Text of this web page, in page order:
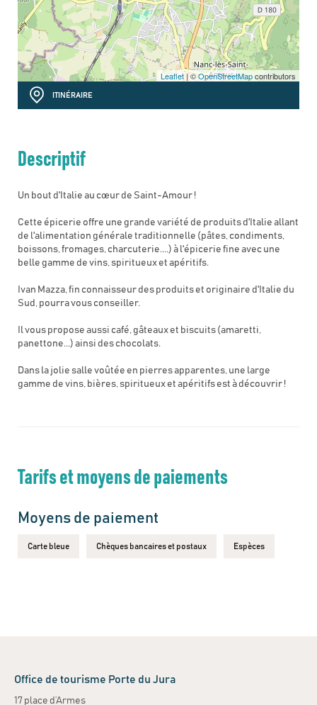
Leaflet | ©OpenStreetMapcontributors
ITINÉRAIRE
Descriptif
Un bout d'Italie au cœur de Saint-Amour !
Cette épicerie offre une grande variété de produits d'Italie allant
de l'alimentation générale traditionnelle (pâtes, condiments,
boissons, fromages, charcuterie....) à l'épicerie fine avec une
belle gamme de vins, spiritueux et apéritifs.
Ivan Mazza, fin connaisseur des produits et originaire d'Italie du
Sud, pourra vous conseiller.
Il vous propose aussi café, gâteaux et biscuits (amaretti,
panettone...) ainsi des chocolats.
Dans la jolie salle voûtée en pierres apparentes, une large
gamme de vins, bières, spiritueux et apéritifs est à découvrir !
Tarifs et moyens de paiements
Moyens de paiement
Carte bleue Chèques bancaires et postaux Espèces
Office de tourisme Porte du Jura
17 place d’Armes